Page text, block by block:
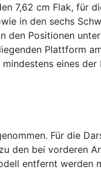
7,62 cm Flak, für
in den sechs
den Positionen
Plattform
eines
Für die
den bei vorderen
entfernt werden